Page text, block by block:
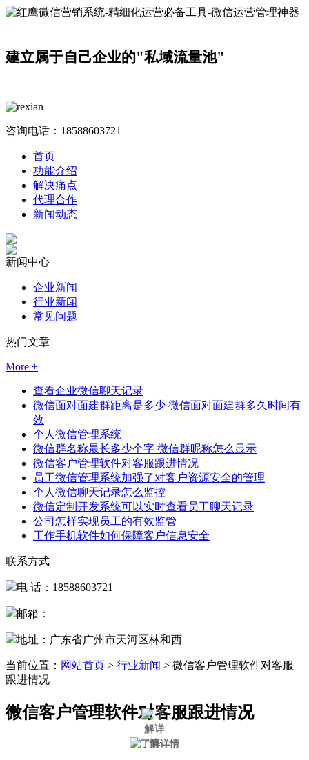
建立属于自己企业的"私域流量池"
咨询电话： 18588603721
首页
功能介绍
解决痛点
代理合作
新闻动态
新闻中心
企业新闻
行业新闻
常见问题
热门文章
More +
查看企业微信聊天记录
微信面对面建群距离是多少 微信面对面建群多久时间有
效
个人微信管理系统
微信群名称最长多少个字 微信群昵称怎么显示
微信客户管理软件对客服跟进情况
员工微信管理系统加强了对客户资源安全的管理
个人微信聊天记录怎么监控
微信定制开发系统可以实时查看员工聊天记录
公司怎样实现员工的有效监管
工作手机软件如何保障客户信息安全
联系方式
电 话：18588603721
邮箱：
地址：广东省广州市天河区林和西
当前位置： 网站首页 > 行业新闻 > 微信客户管理软件对客服
跟进情况
微信客户管理软件对客服跟进情况